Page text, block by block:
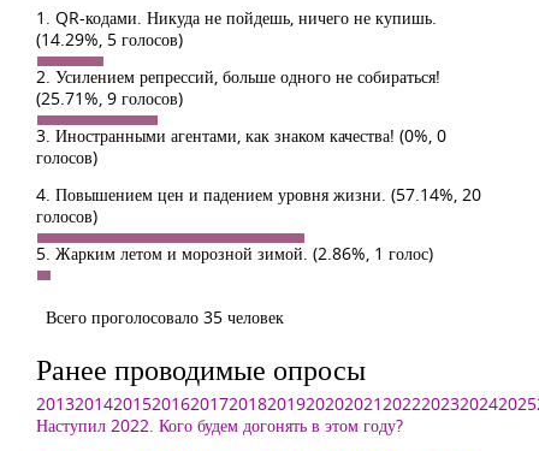
1. QR-кодами. Никуда не пойдешь, ничего не купишь.
(14.29%, 5 голосов)
2. Усилением репрессий, больше одного не собираться!
(25.71%, 9 голосов)
3. Иностранными агентами, как знаком качества! (0%, 0
голосов)
4. Повышением цен и падением уровня жизни. (57.14%, 20
голосов)
5. Жарким летом и морозной зимой. (2.86%, 1 голос)
Всего проголосовало 35 человек
Ранее проводимые опросы
2013201420152016201720182019202020212022202320242025
Наступил 2022. Кого будем догонять в этом году?